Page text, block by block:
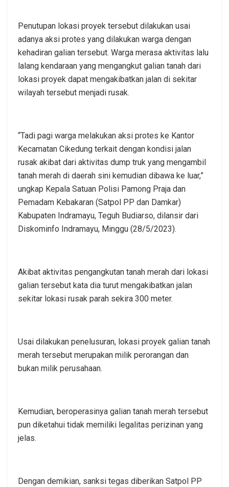
Penutupan lokasi proyek tersebut dilakukan usai
adanya aksi protes yang dilakukan warga dengan
kehadiran galian tersebut. Warga merasa aktivitas lalu
lalang kendaraan yang mengangkut galian tanah dari
lokasi proyek dapat mengakibatkan jalan di sekitar
wilayah tersebut menjadi rusak.
“Tadi pagi warga melakukan aksi protes ke Kantor
Kecamatan Cikedung terkait dengan kondisi jalan
rusak akibat dari aktivitas dump truk yang mengambil
tanah merah di daerah sini kemudian dibawa ke luar,”
ungkap Kepala Satuan Polisi Pamong Praja dan
Pemadam Kebakaran (Satpol PP dan Damkar)
Kabupaten Indramayu, Teguh Budiarso, dilansir dari
Diskominfo Indramayu, Minggu (28/5/2023).
Akibat aktivitas pengangkutan tanah merah dari lokasi
galian tersebut kata dia turut mengakibatkan jalan
sekitar lokasi rusak parah sekira 300 meter.
Usai dilakukan penelusuran, lokasi proyek galian tanah
merah tersebut merupakan milik perorangan dan
bukan milik perusahaan.
Kemudian, beroperasinya galian tanah merah tersebut
pun diketahui tidak memiliki legalitas perizinan yang
jelas.
Dengan demikian, sanksi tegas diberikan Satpol PP